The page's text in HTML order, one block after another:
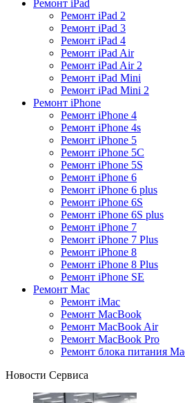
Ремонт iPad
Ремонт iPad 2
Ремонт iPad 3
Ремонт iPad 4
Ремонт iPad Air
Ремонт iPad Air 2
Ремонт iPad Mini
Ремонт iPad Mini 2
Ремонт iPhone
Ремонт iPhone 4
Ремонт iPhone 4s
Ремонт iPhone 5
Ремонт iPhone 5C
Ремонт iPhone 5S
Ремонт iPhone 6
Ремонт iPhone 6 plus
Ремонт iPhone 6S
Ремонт iPhone 6S plus
Ремонт iPhone 7
Ремонт iPhone 7 Plus
Ремонт iPhone 8
Ремонт iPhone 8 Plus
Ремонт iPhone SE
Ремонт Mac
Ремонт iMac
Ремонт MacBook
Ремонт MacBook Air
Ремонт MacBook Pro
Ремонт блока питания
Новости Сервиса